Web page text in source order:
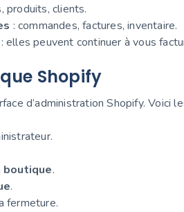
produits, clients.
: commandes, factures, inventaire.
: elles peuvent continuer à vous
Shopify
d’administration Shopify. Voici
boutique.
.
fermeture.